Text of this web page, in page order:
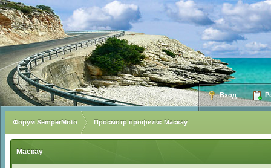
Вход
Форум SemperMoto Просмотр профиля: Маскау
Маскау